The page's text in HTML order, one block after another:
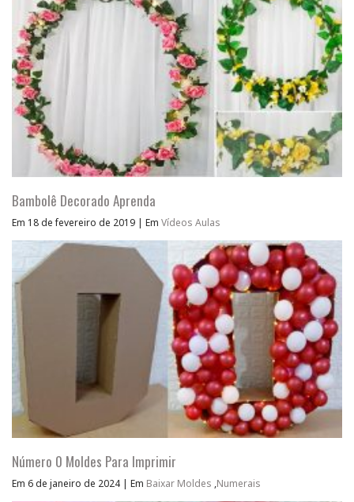
Bambolê Decorado Aprenda
Em 18 de fevereiro de 2019 | Em Vídeos Aulas
Número 0 Moldes Para Imprimir
Em 6 de janeiro de 2024 Em Baixar Moldes ,Numerais